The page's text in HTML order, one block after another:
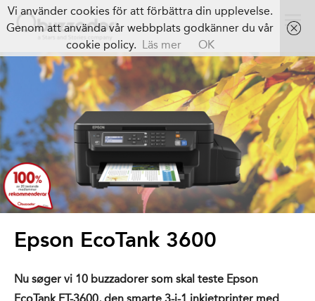
Epson EcoTank 3600
Nu søger vi 10 buzzadorer som skal teste Epson
Vi använder cookies för att förbättra din upplevelse.
Genom att använda vår webbplats godkänner du vår
cookie policy. Läs mer OK